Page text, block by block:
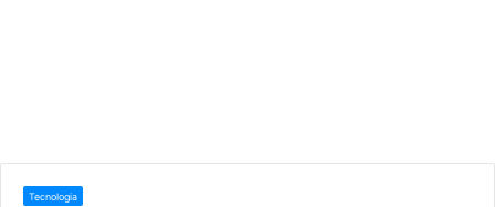
Tecnologia